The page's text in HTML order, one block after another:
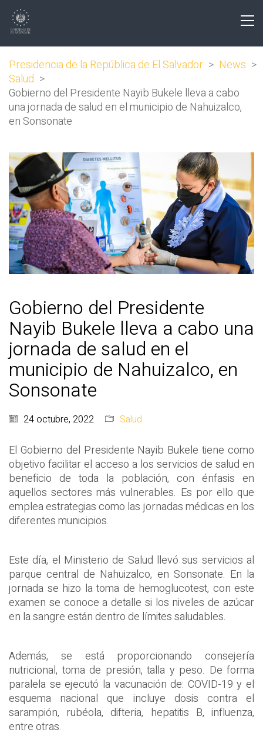
Presidencia de la República de El Salvador > News >
Salud >
Gobierno del Presidente Nayib Bukele lleva a cabo
una jornada de salud en el municipio de Nahuizalco,
en Sonsonate
Gobierno del Presidente
Nayib Bukele lleva a cabo una
jornada de salud en el
municipio de Nahuizalco, en
Sonsonate
24 octubre, 2022 Salud
El Gobierno del Presidente Nayib Bukele tiene como
objetivo facilitar el acceso a los servicios de salud en
beneficio de toda la población, con énfasis en
aquellos sectores más vulnerables. Es por ello que
emplea estrategias como las jornadas médicas en los
diferentes municipios.
Este día, el Ministerio de Salud llevó sus servicios al
parque central de Nahuizalco, en Sonsonate. En la
jornada se hizo la toma de hemoglucotest, con este
examen se conoce a detalle si los niveles de azúcar
en la sangre están dentro de límites saludables.
Además, se está proporcionando consejería
nutricional, toma de presión, talla y peso. De forma
paralela se ejecutó la vacunación de: COVID-19 y el
esquema nacional que incluye dosis contra el
sarampión, rubéola, difteria, hepatitis B, influenza,
entre otras.